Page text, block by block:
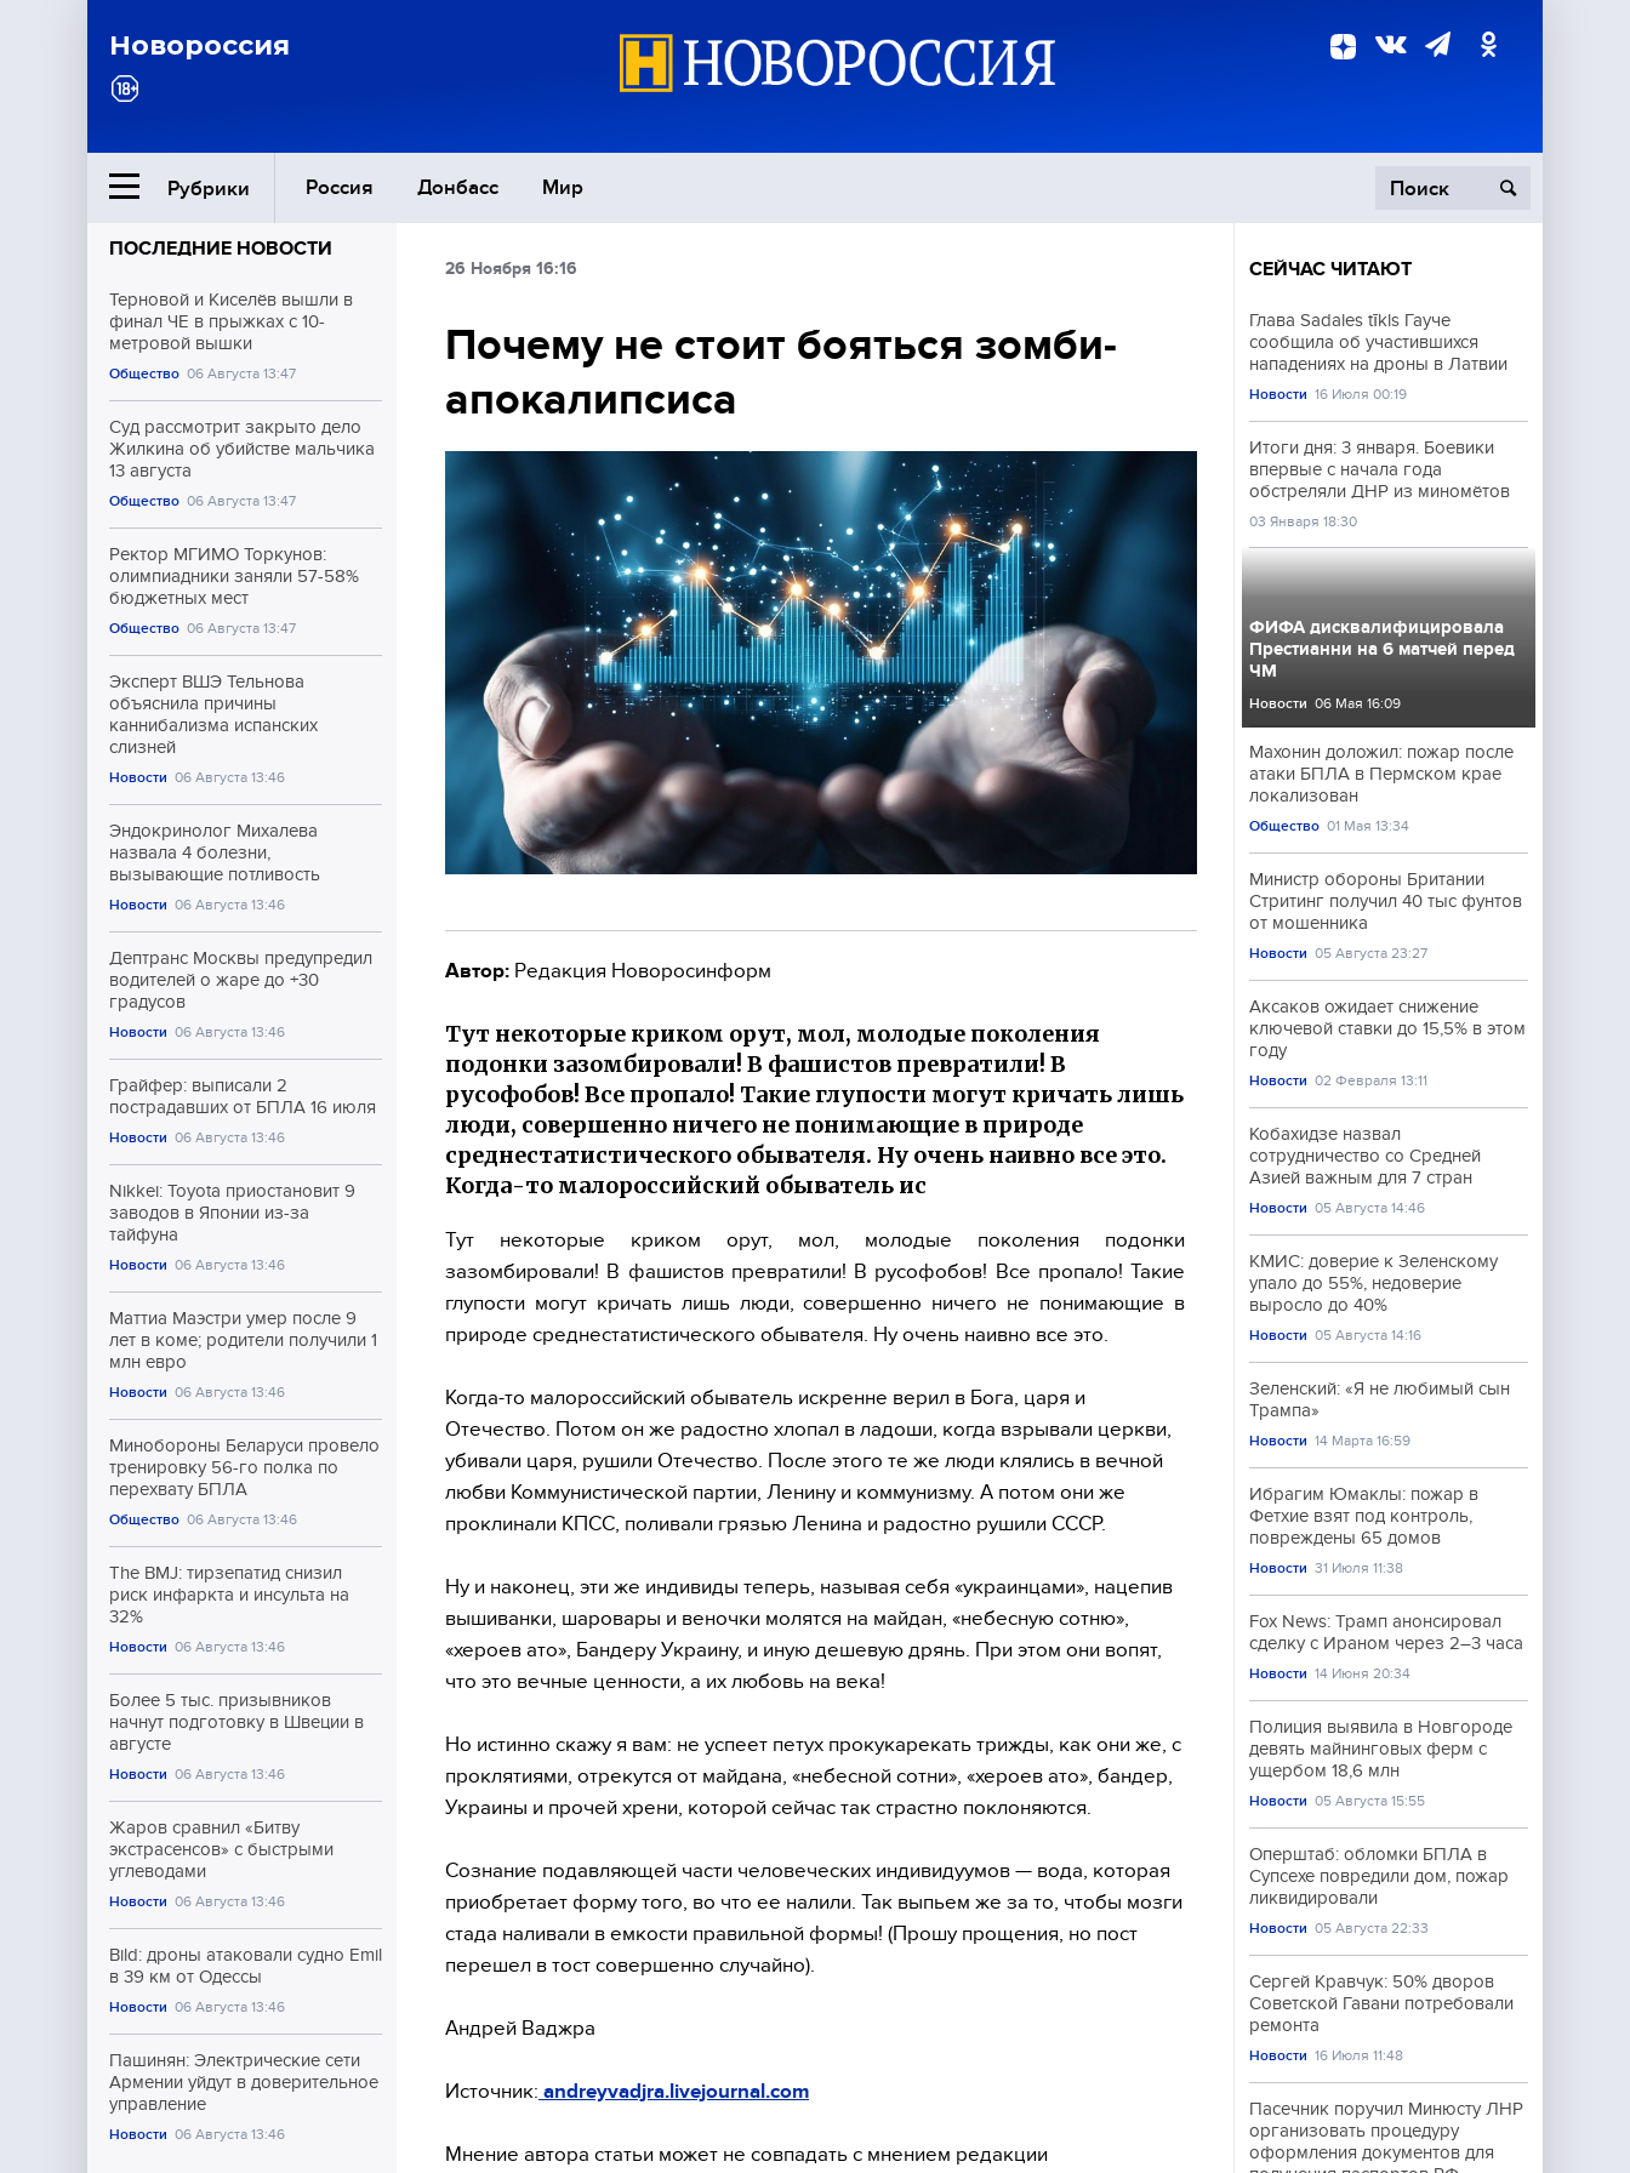
Новороссия
Рубрики Россия Донбасс Мир
Ближний Восток
Общество
Экономика
Происшествия
Культура
ПОСЛЕДНИЕ НОВОСТИ
Терновой и Киселёв вышли в
финал ЧЕ в прыжках с 10-
метровой вышки
Общество 06 Августа 13:47
Суд рассмотрит закрыто дело
Жилкина об убийстве мальчика
13 августа
Общество 06 Августа 13:47
Ректор МГИМО Торкунов:
олимпиадники заняли 57-58%
бюджетных мест
Общество 06 Августа 13:47
Эксперт ВШЭ Тельнова
объяснила причины
каннибализма испанских
слизней
Новости 06 Августа 13:46
Эндокринолог Михалева
назвала 4 болезни,
вызывающие потливость
Новости 06 Августа 13:46
Дептранс Москвы предупредил
водителей о жаре до +30
градусов
Новости 06 Августа 13:46
Грайфер: выписали 2
пострадавших от БПЛА 16 июля
Новости 06 Августа 13:46
Nikkei: Toyota приостановит 9
заводов в Японии из-за
тайфуна
Новости 06 Августа 13:46
Маттиа Маэстри умер после 9
лет в коме; родители получили 1
млн евро
Новости 06 Августа 13:46
Минобороны Беларуси провело
тренировку 56-го полка по
перехвату БПЛА
Общество 06 Августа 13:46
The BMJ: тирзепатид снизил
риск инфаркта и инсульта на
32%
Новости 06 Августа 13:46
Более 5 тыс. призывников
начнут подготовку в Швеции в
августе
Новости 06 Августа 13:46
Жаров сравнил «Битву
экстрасенсов» с быстрыми
углеводами
Новости 06 Августа 13:46
Bild: дроны атаковали судно Emil
в 39 км от Одессы
Новости 06 Августа 13:46
Пашинян: Электрические сети
Армении уйдут в доверительное
управление
Новости 06 Августа 13:46
26 Ноября 16:16
Почему не стоит бояться зомби-
апокалипсиса
Автор: Редакция Новоросинформ
Тут некоторые криком орут, мол, молодые поколения
подонки зазомбировали! В фашистов превратили! В
русофобов! Все пропало! Такие глупости могут кричать лишь
люди, совершенно ничего не понимающие в природе
среднестатистического обывателя. Ну очень наивно все это.
Когда-то малороссийский обыватель ис
Тут некоторые криком орут, мол, молодые поколения подонки
зазомбировали! В фашистов превратили! В русофобов! Все пропало! Такие
глупости могут кричать лишь люди, совершенно ничего не понимающие в
природе среднестатистического обывателя. Ну очень наивно все это.
Когда-то малороссийский обыватель искренне верил в Бога, царя и
Отечество. Потом он же радостно хлопал в ладоши, когда взрывали церкви,
убивали царя, рушили Отечество. После этого те же люди клялись в вечной
любви Коммунистической партии, Ленину и коммунизму. А потом они же
проклинали КПСС, поливали грязью Ленина и радостно рушили СССР.
Ну и наконец, эти же индивиды теперь, называя себя «украинцами», нацепив
вышиванки, шаровары и веночки молятся на майдан, «небесную сотню»,
«хероев ато», Бандеру Украину, и иную дешевую дрянь. При этом они вопят,
что это вечные ценности, а их любовь на века!
Но истинно скажу я вам: не успеет петух прокукарекать трижды, как они же, с
проклятиями, отрекутся от майдана, «небесной сотни», «хероев ато», бандер,
Украины и прочей хрени, которой сейчас так страстно поклоняются.
Сознание подавляющей части человеческих индивидуумов — вода, которая
приобретает форму того, во что ее налили. Так выпьем же за то, чтобы мозги
стада наливали в емкости правильной формы! (Прошу прощения, но пост
перешел в тост совершенно случайно).
Андрей Ваджра
Источник: andreyvadjra.livejournal.com
Мнение автора статьи может не совпадать с мнением редакции
СЕЙЧАС ЧИТАЮТ
Глава Sadales tīkls Гауче
сообщила об участившихся
нападениях на дроны в Латвии
Новости 16 Июля 00:19
Итоги дня: 3 января. Боевики
впервые с начала года
обстреляли ДНР из миномётов
03 Января 18:30
ФИФА дисквалифицировала
Престианни на 6 матчей перед
ЧМ
Новости 06 Мая 16:09
Махонин доложил: пожар после
атаки БПЛА в Пермском крае
локализован
Общество 01 Мая 13:34
Министр обороны Британии
Стритинг получил 40 тыс фунтов
от мошенника
Новости 05 Августа 23:27
Аксаков ожидает снижение
ключевой ставки до 15,5% в этом
году
Новости 02 Февраля 13:11
Кобахидзе назвал
сотрудничество со Средней
Азией важным для 7 стран
Новости 05 Августа 14:46
КМИС: доверие к Зеленскому
упало до 55%, недоверие
выросло до 40%
Новости 05 Августа 14:16
Зеленский: «Я не любимый сын
Трампа»
Новости 14 Марта 16:59
Ибрагим Юмаклы: пожар в
Фетхие взят под контроль,
повреждены 65 домов
Новости 31 Июля 11:38
Fox News: Трамп анонсировал
сделку с Ираном через 2–3 часа
Новости 14 Июня 20:34
Полиция выявила в Новгороде
девять майнинговых ферм с
ущербом 18,6 млн
Новости 05 Августа 15:55
Оперштаб: обломки БПЛА в
Супсехе повредили дом, пожар
ликвидировали
Новости 05 Августа 22:33
Сергей Кравчук: 50% дворов
Советской Гавани потребовали
ремонта
Новости 16 Июля 11:48
Пасечник поручил Минюсту ЛНР
организовать процедуру
оформления документов для